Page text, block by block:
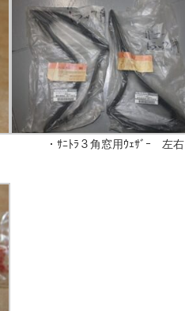
・ｻﾆﾄﾗ３角窓用ｳｪｻﾞｰ 左右